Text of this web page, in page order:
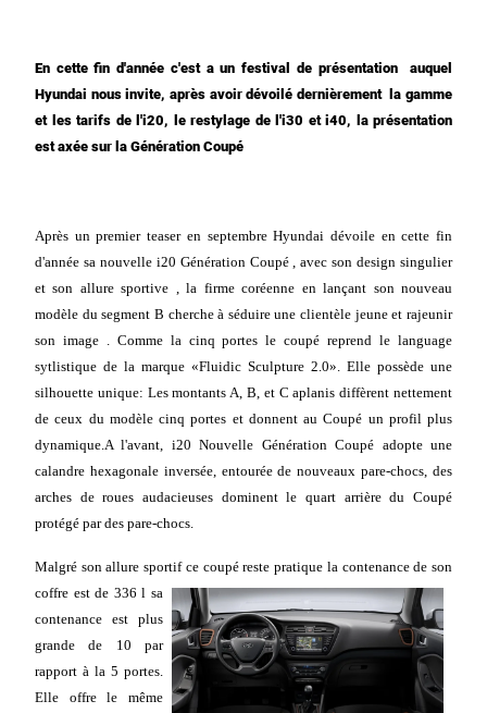
En cette fin d'année c'est a un festival de présentation auquel
Hyundai nous invite, après avoir dévoilé dernièrement la gamme
et les tarifs de l'i20, le restylage de l'i30 et i40, la présentation
est axée sur la Génération Coupé
Après un premier teaser en septembre Hyundai dévoile en cette fin
d'année sa nouvelle i20 Génération Coupé , avec son design singulier
et son allure sportive , la firme coréenne en lançant son nouveau
modèle du segment B cherche à séduire une clientèle jeune et rajeunir
son image . Comme la cinq portes le coupé reprend le language
sytlistique de la marque «Fluidic Sculpture 2.0». Elle possède une
silhouette unique: Les montants A, B, et C aplanis diffèrent nettement
de ceux du modèle cinq portes et donnent au Coupé un profil plus
dynamique.A l'avant, i20 Nouvelle Génération Coupé adopte une
calandre hexagonale inversée, entourée de nouveaux pare-chocs, des
arches de roues audacieuses dominent le quart arrière du Coupé
protégé par des pare-chocs.
Malgré son allure sportif ce coupé reste pratique la contenance de son
coffre est de 336 l sa
contenance est plus
grande de 10 par
rapport à la 5 portes.
Elle offre le même